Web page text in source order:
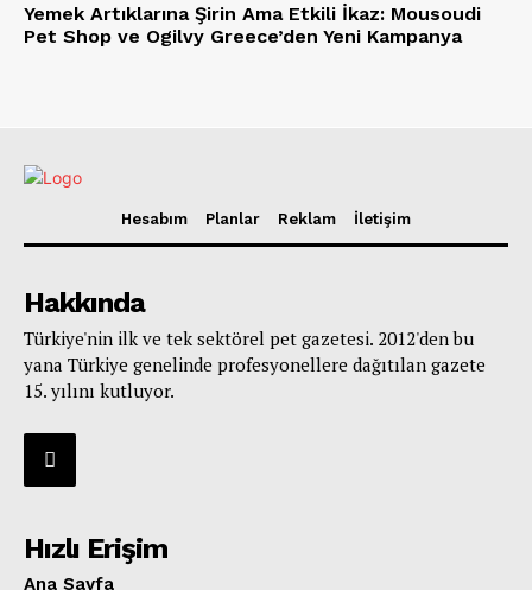
Yemek Artıklarına Şirin Ama Etkili İkaz: Mousoudi
Pet Shop ve Ogilvy Greece’den Yeni Kampanya
Hesabım Planlar Reklam İletişim
Hakkında
Türkiye'nin ilk ve tek sektörel pet gazetesi. 2012'den bu
yana Türkiye genelinde profesyonellere dağıtılan gazete
15. yılını kutluyor.
Hızlı Erişim
Ana Sayfa